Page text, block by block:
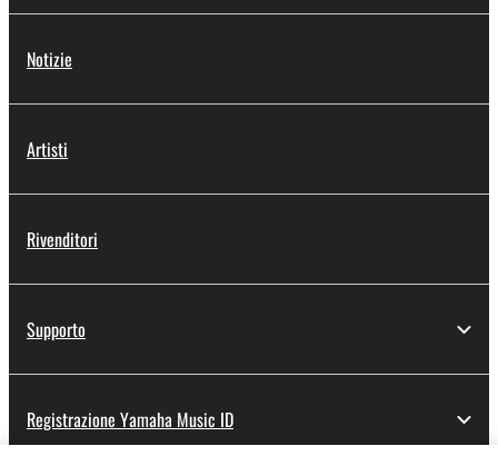
Notizie
Artisti
Rivenditori
Supporto
Registrazione Yamaha Music ID